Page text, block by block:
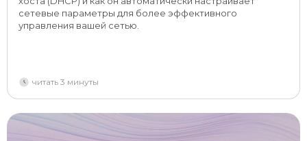
сетевые параметры для более эффективного
управления вашей сетью.
читать 3 минуты